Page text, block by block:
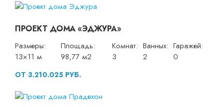
ПРОЕКТ ДОМА «ЭДЖУРА»
Размеры:
13×11 м
Площадь:
98,77 м2
Комнат:
3
Ванных:
2
Гаражей:
0
ОТ 3.210.025 РУБ.